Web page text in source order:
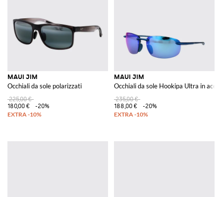
MAUI JIM
Occhiali da sole polarizzati
225,00 €
180,00 €
-20%
MAUI JIM
Occhiali da sole Hookipa Ultra in
235,00 €
188,00 €
-20%